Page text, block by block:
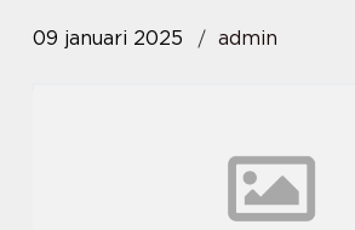
09 januari 2025 admin